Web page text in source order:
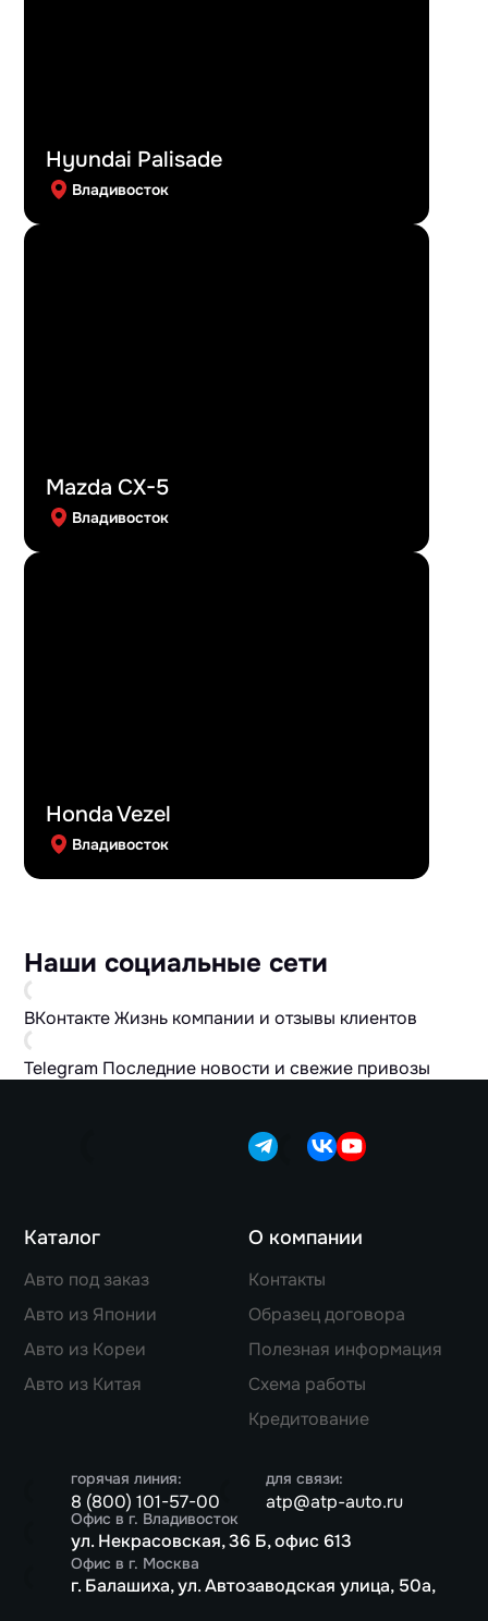
Hyundai Palisade
Владивосток
Mazda CX-5
Владивосток
Honda Vezel
Владивосток
Наши социальные сети
ВКонтактеЖизнь компании и отзывы клиентов
Telegram Последние новости и свежие привозы
Каталог
Авто под заказ
Авто из Японии
Авто из Кореи
Авто из Китая
О компании
Контакты
Образец договора
Полезная информация
Схема работы
Кредитование
горячая линия:
8 (800) 101-57-00
для связи:
atp@atp-auto.ru
Офис в г. Владивосток
ул. Некрасовская, 36 Б, офис 613
Офис в г. Москва
г. Балашиха, ул. Автозаводская улица, 50а,